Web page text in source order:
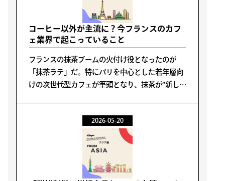
コーヒー以外が主流に？今フランスのカフ
ェ業界で起こっていること
フランスの抹茶ブームの火付け役となったのが
「抹茶ラテ」だ。特にパリを中心とした若年層向
けの次世代型カフェが筆頭となり、抹茶が“新しい
たのは、フランスのカフェそのものが変化し始め
ているという点だった。
2026-05-20